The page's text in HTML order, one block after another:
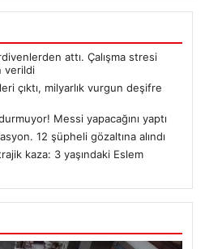
attı. Çalışma stresi
verildi
çıktı, milyarlık vurgun deşifre
Messi yapacağını yaptı
12 şüpheli gözaltına alındı
kaza: 3 yaşındaki Eslem